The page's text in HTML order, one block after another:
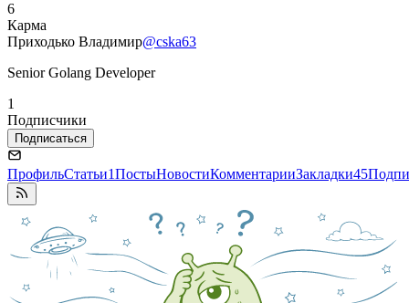
6
Карма
Приходько Владимир@cska63
Senior Golang Developer
1
Подписчики
Подписаться
ПрофильСтатьи1ПостыНовостиКомментарииЗакладки45